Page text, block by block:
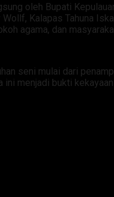
oleh Bupati
Kalapas Tahuna
agama, dan
seni mulai dari
menjadi bukti